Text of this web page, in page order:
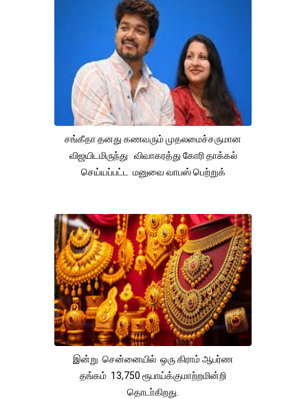
சங்கீதா தனது கணவரும் முதலமைச்சருமான
விஜயிடமிருந்து விவாகரத்து கோரி தாக்கல்
செய்யப்பட்ட மனுவை வாபஸ் பெற்றுக்
இன்று சென்னையில் ஒரு கிராம் ஆபர்ண
தங்கம் 13,750 ரூபாய்க்குமாற்றமின்றி
தொடா்கிறது.